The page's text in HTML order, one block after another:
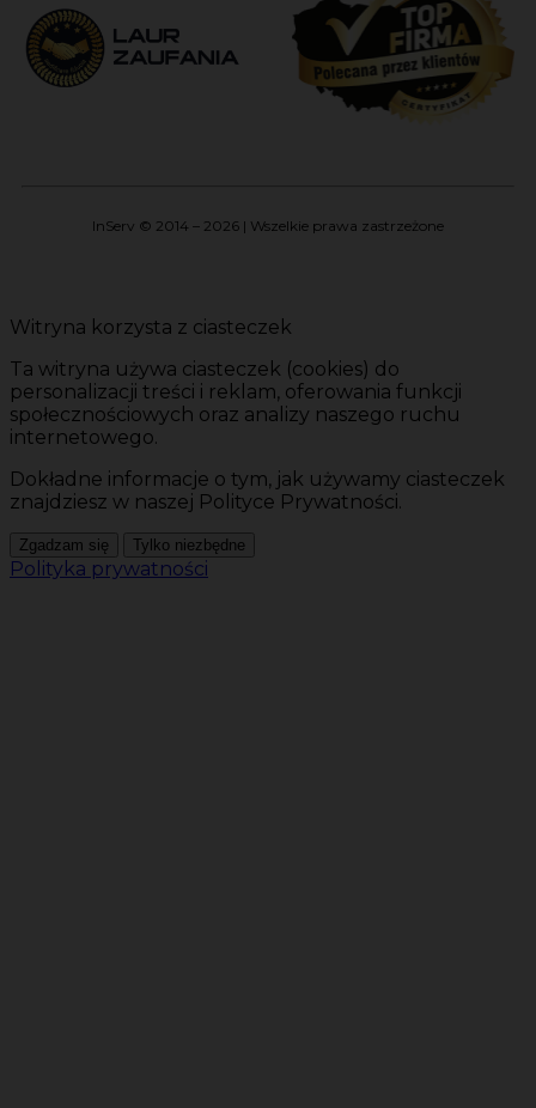
InServ © 2014 – 2026 | Wszelkie prawa zastrzeżone
Witryna korzysta z ciasteczek
Ta witryna używa ciasteczek (cookies) do
personalizacji treści i reklam, oferowania funkcji
społecznościowych oraz analizy naszego ruchu
internetowego.
Dokładne informacje o tym, jak używamy ciasteczek
znajdziesz w naszej Polityce Prywatności.
Zgadzam się Tylko niezbędne
Polityka prywatności